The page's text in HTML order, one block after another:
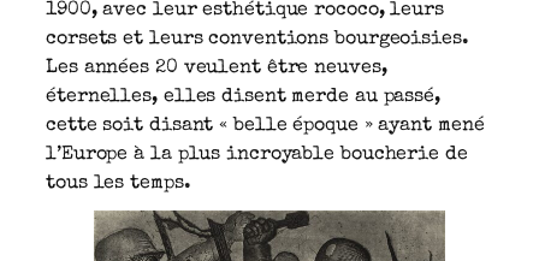
1900, avec leur esthétique rococo, leurs
corsets et leurs conventions bourgeoisies.
Les années 20 veulent être neuves,
éternelles, elles disent merde au passé,
cette soit disant « belle époque » ayant mené
l’Europe à la plus incroyable boucherie de
tous les temps.